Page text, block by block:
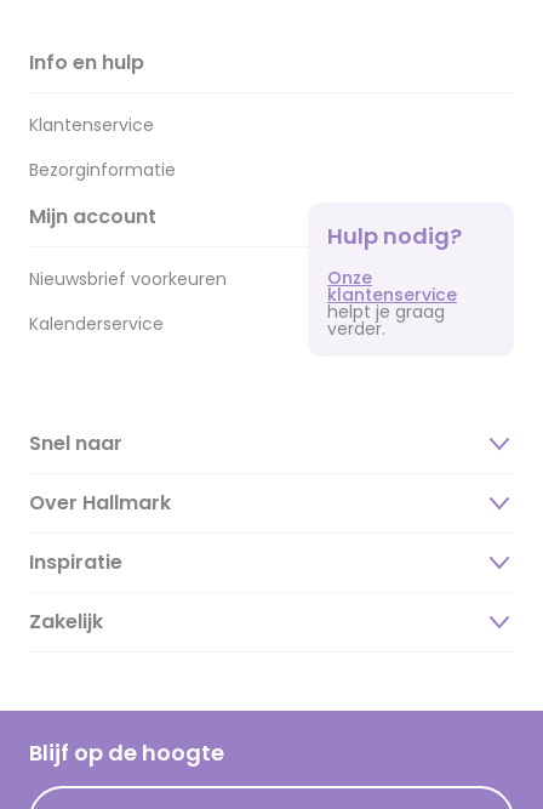
Info en hulp
Klantenservice
Bezorginformatie
Mijn account
Nieuwsbrief voorkeuren
Kalenderservice
Hulp nodig?
Onze
klantenservice
helpt je graag
verder.
Snel naar
Over Hallmark
Over ons
Duurzaamheid
Hallmark Kaartclub
Acties
Inspiratie
Magazine
Cadeau inspiratie
Kaartinspiratie
Zakelijk
Blijf op de hoogte